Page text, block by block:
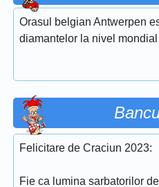
Orasul belgian Antwerpen
diamantelor la nivel mondial
Felicitare de Craciun 2023:
Fie ca lumina sarbatorilor